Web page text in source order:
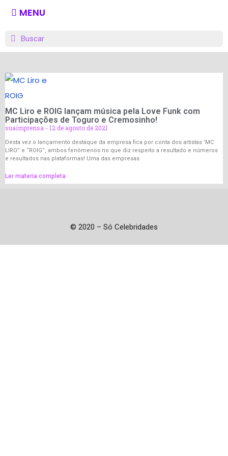
MENU
MC Liro e ROIG lançam música pela Love Funk com
Participações de Toguro e Cremosinho!
suaimprensa 12 de agosto de 2021
Desta vez o lançamento destaque da empresa fica por conta dos artistas ‘MC
LIRO” e “ROIG”, ambos fenômenos no que diz respeito a resultado e números
e resultados nas plataformas! Uma das empresas
Ler materia completa
© 2020 – Só Celebridades